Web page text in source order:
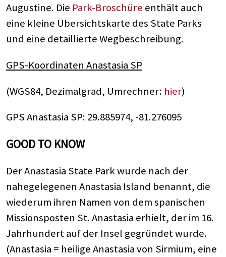
Augustine. Die Park-Broschüre enthält auch
eine kleine Übersichtskarte des State Parks
und eine detaillierte Wegbeschreibung.
GPS-Koordinaten Anastasia SP
(WGS84, Dezimalgrad, Umrechner: hier)
GPS Anastasia SP: 29.885974, -81.276095
GOOD TO KNOW
Der Anastasia State Park wurde nach der
nahegelegenen Anastasia Island benannt, die
wiederum ihren Namen von dem spanischen
Missionsposten St. Anastasia erhielt, der im 16.
Jahrhundert auf der Insel gegründet wurde.
(Anastasia = heilige Anastasia von Sirmium, eine